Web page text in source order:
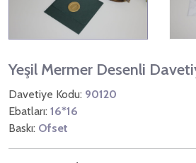
Yeşil Mermer Desenli
Davetiye Kodu: 90120
Ebatları: 16*16
Baskı: Ofset